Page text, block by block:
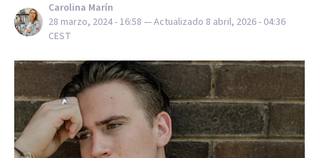
Carolina Marín
28 marzo, 2024 - 16:58 — Actualizado 8 abril, 2026 - 04:36
CEST